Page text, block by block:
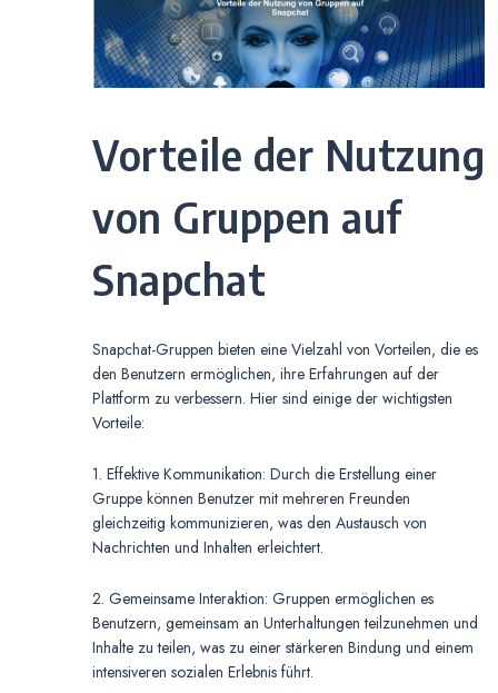
Vorteile der Nutzung
von Gruppen auf
Snapchat
Snapchat-Gruppen bieten eine Vielzahl von Vorteilen, die es
den Benutzern ermöglichen, ihre Erfahrungen auf der
Plattform zu verbessern. Hier sind einige der wichtigsten
Vorteile:
1. Effektive Kommunikation: Durch die Erstellung einer
Gruppe können Benutzer mit mehreren Freunden
gleichzeitig kommunizieren, was den Austausch von
Nachrichten und Inhalten erleichtert.
2. Gemeinsame Interaktion: Gruppen ermöglichen es
Benutzern, gemeinsam an Unterhaltungen teilzunehmen und
Inhalte zu teilen, was zu einer stärkeren Bindung und einem
intensiveren sozialen Erlebnis führt.